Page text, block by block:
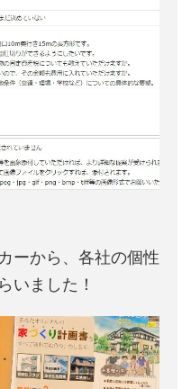
ーから、各社の個性
いました！